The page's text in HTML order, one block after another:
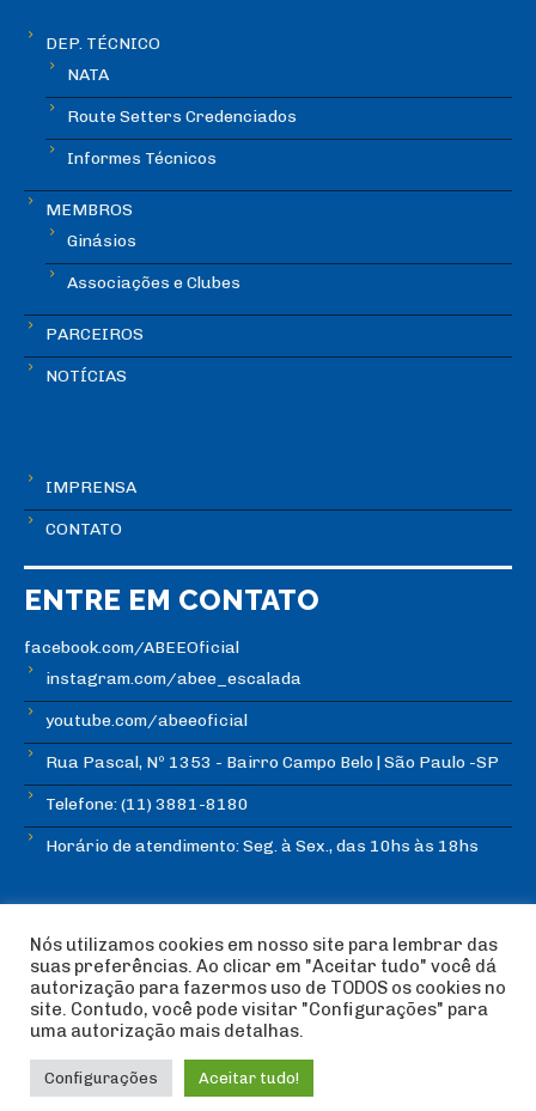
DEP. TÉCNICO
NATA
Route Setters Credenciados
Informes Técnicos
MEMBROS
Ginásios
Associações e Clubes
PARCEIROS
NOTÍCIAS
IMPRENSA
CONTATO
ENTRE EM CONTATO
facebook.com/ABEEOficial
instagram.com/abee_escalada
youtube.com/abeeoficial
Rua Pascal, Nº 1353 - Bairro Campo Belo | São Paulo -SP
Telefone: (11) 3881-8180
Horário de atendimento: Seg. à Sex., das 10hs às 18hs
© Copyright ABEE | Associação Brasileira de Escalada
Esportiva 2018 | Design:
Imagética Design
Nós utilizamos cookies em nosso site para lembrar das
suas preferências. Ao clicar em "Aceitar tudo" você dá
autorização para fazermos uso de TODOS os cookies no
site. Contudo, você pode visitar "Configurações" para
uma autorização mais detalhas.
Configurações Aceitar tudo!